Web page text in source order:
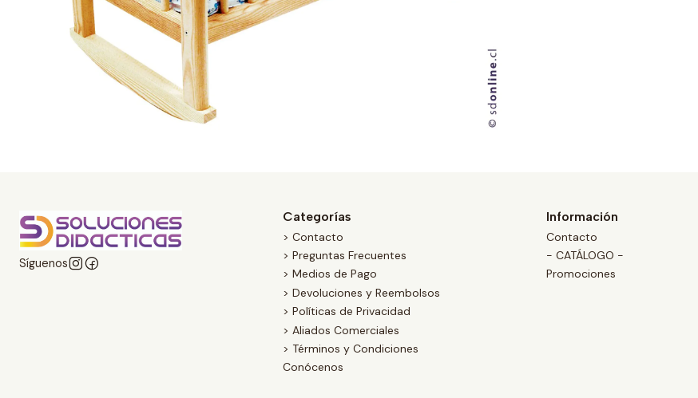
Síguenos
Categorías
> Contacto
> Preguntas Frecuentes
> Medios de Pago
> Devoluciones y Reembolsos
> Políticas de Privacidad
> Aliados Comerciales
> Términos y Condiciones
Conócenos
Información
Contacto
- CATÁLOGO -
Promociones